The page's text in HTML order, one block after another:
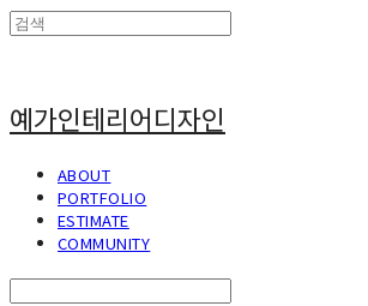
예가인테리어디자인
ABOUT
PORTFOLIO
ESTIMATE
COMMUNITY